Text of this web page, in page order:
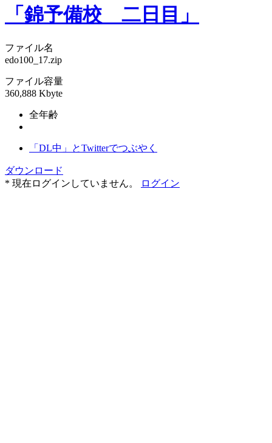
「錦予備校 二日目」
ファイル名
edo100_17.zip
ファイル容量
360,888 Kbyte
全年齢
「DL中」とTwitterでつぶやく
ダウンロード
* 現在ログインしていません。
ログイン